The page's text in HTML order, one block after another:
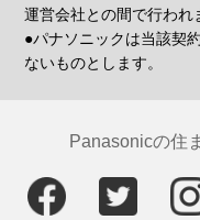
運営会社との間で行われ
●パナソニックは当該契
ないものとします。
Panasonicの住